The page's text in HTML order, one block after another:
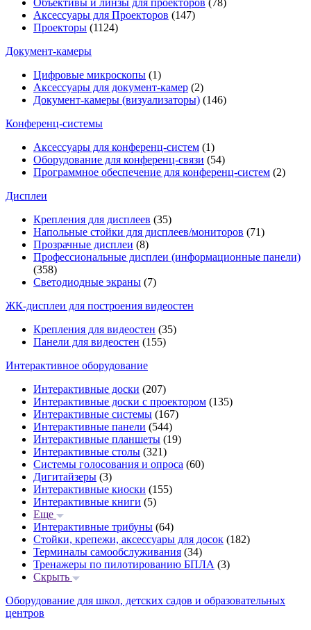
Объективы и линзы для проекторов (78)
Аксессуары для Проекторов (147)
Проекторы (1124)
Документ-камеры
Цифровые микроскопы (1)
Аксессуары для документ-камер (2)
Документ-камеры (визуализаторы) (146)
Конференц-системы
Аксессуары для конференц-систем (1)
Оборудование для конференц-связи (54)
Программное обеспечение для конференц-систем (2)
Дисплеи
Крепления для дисплеев (35)
Напольные стойки для дисплеев/мониторов (71)
Прозрачные дисплеи (8)
Профессиональные дисплеи (информационные панели)
(358)
Светодиодные экраны (7)
ЖК-дисплеи для построения видеостен
Крепления для видеостен (35)
Панели для видеостен (155)
Интерактивное оборудование
Интерактивные доски (207)
Интерактивные доски с проектором (135)
Интерактивные системы (167)
Интерактивные панели (544)
Интерактивные планшеты (19)
Интерактивные столы (321)
Системы голосования и опроса (60)
Дигитайзеры (3)
Интерактивные киоски (155)
Интерактивные книги (5)
Еще
Интерактивные трибуны (64)
Стойки, крепежи, аксессуары для досок (182)
Терминалы самообслуживания (34)
Тренажеры по пилотированию БПЛА (3)
Скрыть
Оборудование для школ, детских садов и образовательных
центров